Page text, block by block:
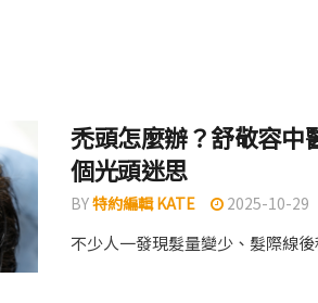
禿頭怎麼辦？舒敬容中
個光頭迷思
BY特約編輯 KATE 2025-10-29
不少人一發現髮量變少、髮際線後